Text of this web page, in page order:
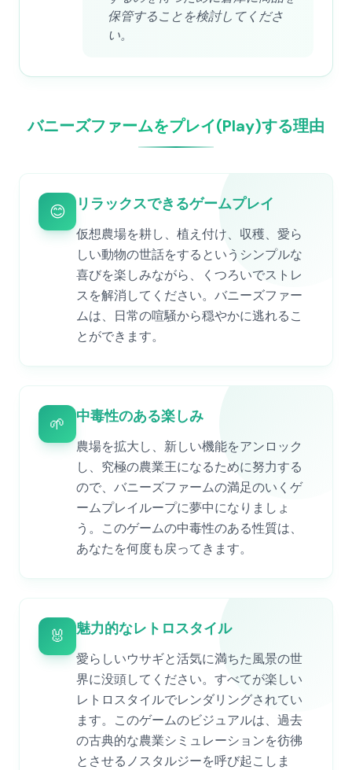
保管することを検討してくださ
い。
バニーズファームをプレイ(Play)する理由
😊 リラックスできるゲームプレイ
仮想農場を耕し、植え付け、収穫、愛ら
しい動物の世話をするというシンプルな
喜びを楽しみながら、くつろいでストレ
スを解消してください。バニーズファー
ムは、日常の喧騒から穏やかに逃れるこ
とができます。
🌱 中毒性のある楽しみ
農場を拡大し、新しい機能をアンロック
し、究極の農業王になるために努力する
ので、バニーズファームの満足のいくゲ
ームプレイループに夢中になりましょ
う。このゲームの中毒性のある性質は、
あなたを何度も戻ってきます。
🐰 魅力的なレトロスタイル
愛らしいウサギと活気に満ちた風景の世
界に没頭してください。すべてが楽しい
レトロスタイルでレンダリングされてい
ます。このゲームのビジュアルは、過去
の古典的な農業シミュレーションを彷彿
とさせるノスタルジーを呼び起こしま